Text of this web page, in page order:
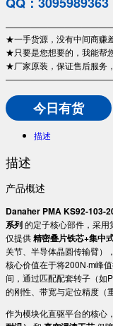
★一手货源，没有中间商赚
★只要是您想要的，我能帮
★厂家原装，保证售后服务
今日有货
描述
描述
产品概述
​Danaher PMA KS92-103-
系列​ 的定子核心部件，采
仅提供 ​精密叠片铁芯+集中
关节、半导体晶圆传输臂）
核心价值在于将200N·m峰
间，通过匹配配套转子（如
的刚性、带宽与定位精度（
作为模块化直驱平台的核心，​